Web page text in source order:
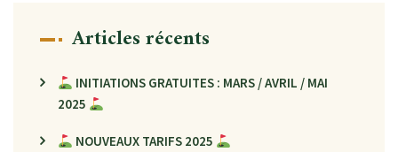
Articles récents
INITIATIONS GRATUITES : MARS / AVRIL / MAI
2025
NOUVEAUX TARIFS 2025